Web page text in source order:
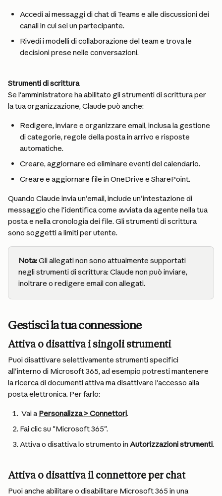
Accedi ai messaggi di chat di Teams e alle discussioni dei
canali in cui sei un partecipante.
Rivedi i modelli di collaborazione del team e trova le
decisioni prese nelle conversazioni.
Strumenti di scrittura
Se l'amministratore ha abilitato gli strumenti di scrittura per
la tua organizzazione, Claude può anche:
Redigere, inviare e organizzare email, inclusa la gestione
di categorie, regole della posta in arrivo e risposte
automatiche.
Creare, aggiornare ed eliminare eventi del calendario.
Creare e aggiornare file in OneDrive e SharePoint.
Quando Claude invia un'email, include un'intestazione di
messaggio che l'identifica come avviata da agente nella tua
posta e nella cronologia dei file. Gli strumenti di scrittura
sono soggetti a limiti per utente.
Nota: Gli allegati non sono attualmente supportati
negli strumenti di scrittura: Claude non può inviare,
inoltrare o redigere email con allegati.
Gestisci la tua connessione
Attiva o disattiva i singoli strumenti
Puoi disattivare selettivamente strumenti specifici
all'interno di Microsoft 365, ad esempio potresti mantenere
la ricerca di documenti attiva ma disattivare l'accesso alla
posta elettronica. Per farlo:
Vai a Personalizza > Connettori.
Fai clic su "Microsoft 365".
Attiva o disattiva lo strumento in Autorizzazioni strumenti.
Attiva o disattiva il connettore per chat
Puoi anche abilitare o disabilitare Microsoft 365 in una